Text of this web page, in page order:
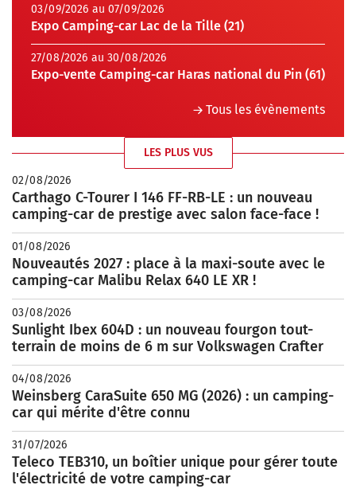
03/09/2026 au 07/09/2026
Expo Camping-car Lac de la Tille (21)
27/08/2026 au 30/08/2026
Expo-vente Camping-car Haras national du Pin (61)
Tous les évènements
LES PLUS VUS
02/08/2026
Carthago C-Tourer I 146 FF-RB-LE : un nouveau
camping-car de prestige avec salon face-face !
01/08/2026
Nouveautés 2027 : place à la maxi-soute avec le
camping-car Malibu Relax 640 LE XR !
03/08/2026
Sunlight Ibex 604D : un nouveau fourgon tout-
terrain de moins de 6 m sur Volkswagen Crafter
04/08/2026
Weinsberg CaraSuite 650 MG (2026) : un camping-
car qui mérite d'être connu
31/07/2026
Teleco TEB310, un boîtier unique pour gérer toute
l'électricité de votre camping-car